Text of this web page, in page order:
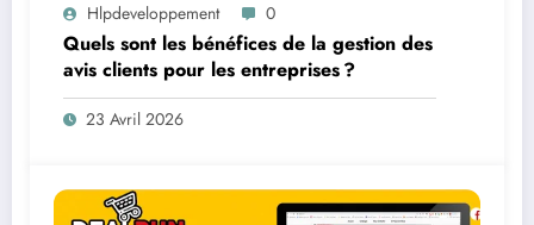
Hlpdeveloppement 0
Quels sont les bénéfices de la gestion des
avis clients pour les entreprises ?
23 Avril 2026